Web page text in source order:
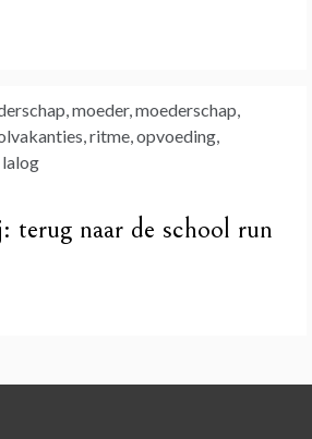
terug naar de school run